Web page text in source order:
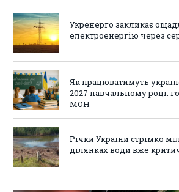
Укренерго закликає
електроенергію через
Як працюватимуть
2027 навчальному році:
МОН
Річки України стрімко
ділянках води вже